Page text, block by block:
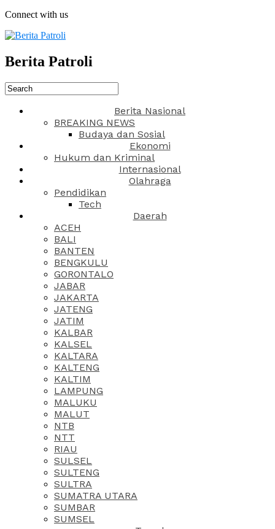
Connect with us
Berita Patroli
Berita Nasional
BREAKING NEWS
Budaya dan Sosial
Ekonomi
Hukum dan Kriminal
Internasional
Olahraga
Pendidikan
Tech
Daerah
ACEH
BALI
BANTEN
BENGKULU
GORONTALO
JABAR
JAKARTA
JATENG
JATIM
KALBAR
KALSEL
KALTARA
KALTENG
KALTIM
LAMPUNG
MALUKU
MALUT
NTB
NTT
RIAU
SULSEL
SULTENG
SULTRA
SUMATRA UTARA
SUMBAR
SUMSEL